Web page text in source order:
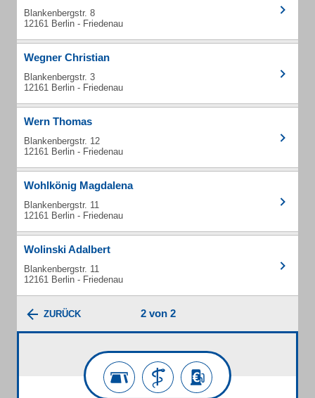
Blankenbergstr. 8
12161 Berlin - Friedenau
Wegner Christian
Blankenbergstr. 3
12161 Berlin - Friedenau
Wern Thomas
Blankenbergstr. 12
12161 Berlin - Friedenau
Wohlkönig Magdalena
Blankenbergstr. 11
12161 Berlin - Friedenau
Wolinski Adalbert
Blankenbergstr. 11
12161 Berlin - Friedenau
ZURÜCK 2 von 2